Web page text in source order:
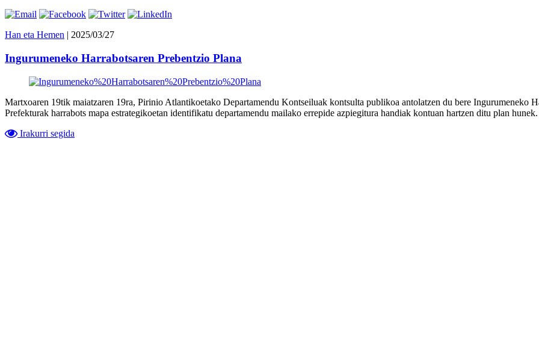
Han eta Hemen | 2025/03/27
Ingurumeneko Harrabotsaren Prebentzio Plana
Martxoaren 19tik maiatzaren 19ra, Pirinio Atlantikoetako Departamendu Kontseiluak kontsulta publikoa antolatzen du bere Ingurumeneko
Prefekturak harrabots mapa estrategikoetan identifikatu departamendu mailako errepide azpiegitura handiak kontuan hartzen ditu plan hunek.
Irakurri segida